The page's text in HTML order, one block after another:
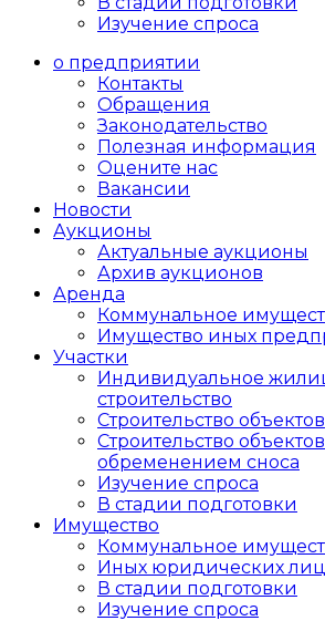
Изучение спроса
о предприятии
Контакты
Обращения
Законодательство
Полезная информация
Оцените нас
Вакансии
Новости
Аукционы
Актуальные аукционы
Архив аукционов
Аренда
Коммунальное
Имущество иных
Участки
Индивидуальное
строительство
Строительство объектов
Cтроительство
обременением сноса
Изучение спроса
В стадии подготовки
Имущество
Коммунальное
Иных юридических лиц
В стадии подготовки
Изучение спроса